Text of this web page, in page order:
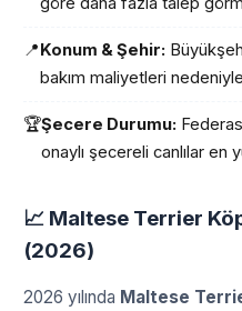
📍Konum & Şehir:
bakım maliyetleri
🏆Şecere Durumu:
onaylı şecereli canlılar en
📈 Maltese Terrier
(2026)
2026 yılında Maltese